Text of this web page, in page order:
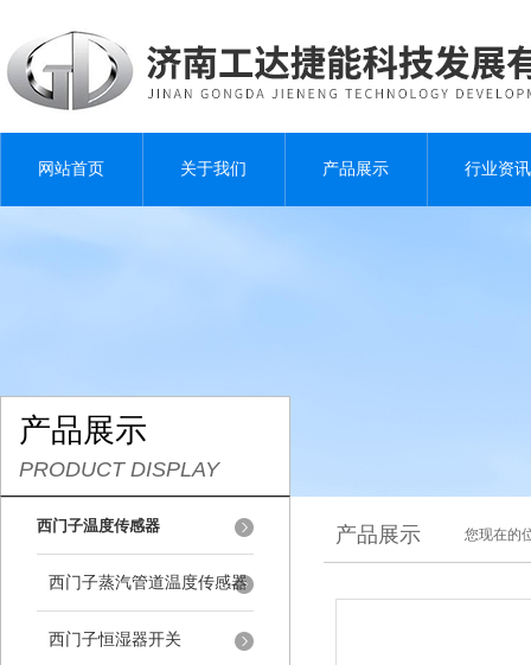
网站首页 关于我们 产品展示 行业资讯
产品展示
PRODUCT DISPLAY
西门子温度传感器
西门子蒸汽管道温度传感器
西门子恒湿器开关
产品展示 您现在的